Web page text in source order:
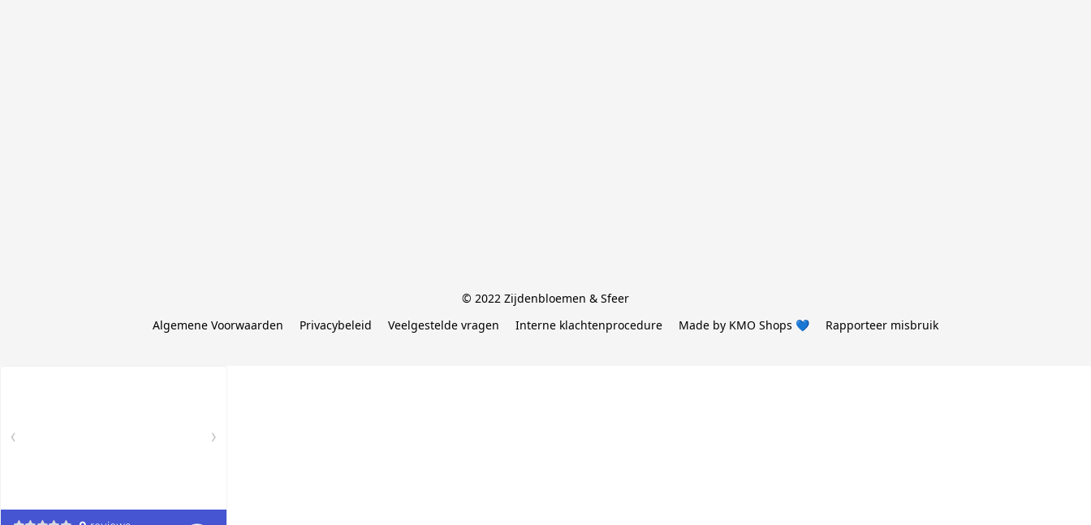
© 2022 Zijdenbloemen & Sfeer
Algemene Voorwaarden
Privacybeleid Veelgestelde vragen Interne klachtenprocedure Made by KMO Shops 💙 Rapporteer misbruik